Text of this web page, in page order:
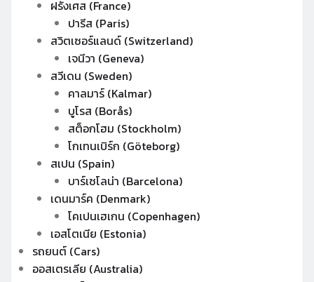
ฝรั่งเศส (France)
ปารีส (Paris)
สวิตเซอร์แลนด์ (Switzerland)
เจนีวา (Geneva)
สวีเดน (Sweden)
คาลมาร์ (Kalmar)
บูโรส (Borås)
สต็อกโฮม (Stockholm)
โกเทนเบิร์ก (Göteborg)
สเปน (Spain)
บาร์เซโลน่า (Barcelona)
เดนมาร์ค (Denmark)
โคเปนเฮเกน (Copenhagen)
เอสโตเนีย (Estonia)
รถยนต์ (Cars)
ออสเตรเลีย (Australia)